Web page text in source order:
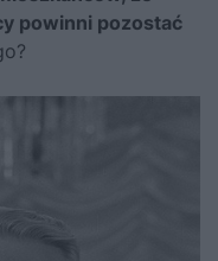
powinni pozostać